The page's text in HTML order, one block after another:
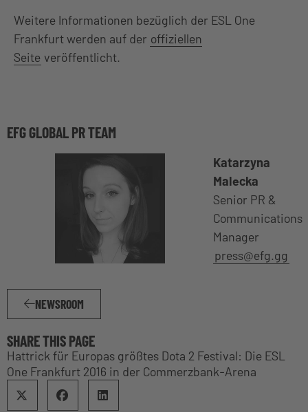
Weitere Informationen bezüglich der ESL One
Frankfurt werden auf der offiziellen
Seite veröffentlicht.
EFG GLOBAL PR TEAM
Katarzyna
Malecka
Senior PR &
Communications
Manager
press@efg.gg
NEWSROOM
SHARE THIS PAGE
Hattrick für Europas größtes Dota 2 Festival: Die ESL
One Frankfurt 2016 in der Commerzbank-Arena